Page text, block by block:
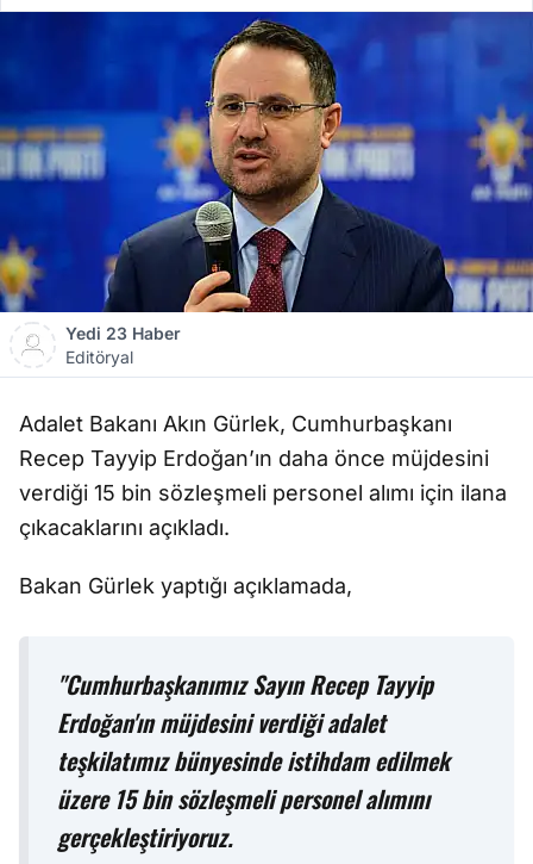
Yedi 23 Haber
Editöryal
Adalet Bakanı Akın Gürlek, Cumhurbaşkanı
Recep Tayyip Erdoğan’ın daha önce müjdesini
verdiği 15 bin sözleşmeli personel alımı için ilana
çıkacaklarını açıkladı.
Bakan Gürlek yaptığı açıklamada,
"Cumhurbaşkanımız Sayın Recep Tayyip
Erdoğan'ın müjdesini verdiği adalet
teşkilatımız bünyesinde istihdam edilmek
üzere 15 bin sözleşmeli personel alımını
gerçekleştiriyoruz.